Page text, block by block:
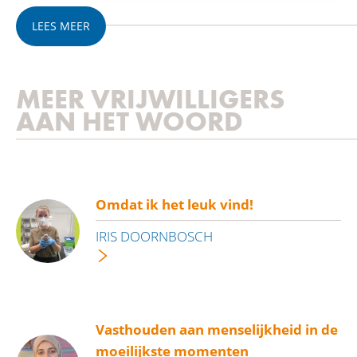
LEES MEER
MEER VRIJWILLIGERS
AAN HET WOORD
Omdat ik het leuk vind!
IRIS DOORNBOSCH
Vasthouden aan menselijkheid in de
moeilijkste momenten